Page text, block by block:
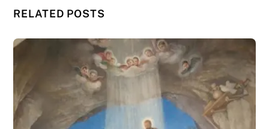
RELATED POSTS